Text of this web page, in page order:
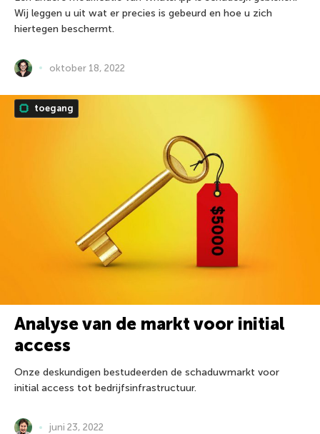
Wij leggen u uit wat er precies is gebeurd en hoe u zich
hiertegen beschermt.
oktober 18, 2022
toegang
Analyse van de markt voor initial
access
Onze deskundigen bestudeerden de schaduwmarkt voor
initial access tot bedrijfsinfrastructuur.
juni 23, 2022